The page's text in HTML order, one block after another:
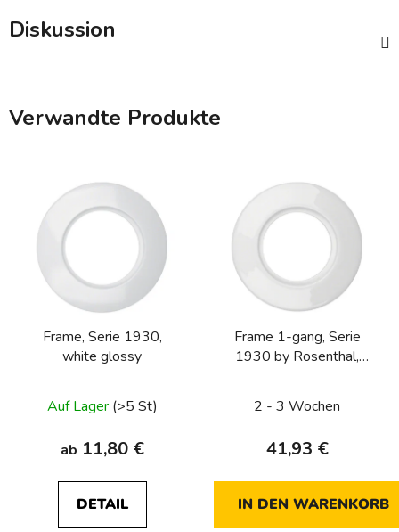
Diskussion
Verwandte Produkte
Frame, Serie 1930,
white glossy
Auf Lager (>5 St)
ab 11,80 €
DETAIL
Frame 1-gang, Serie
1930 by Rosenthal,
2 - 3 Wochen
41,93 €
IN DEN WARENKORB